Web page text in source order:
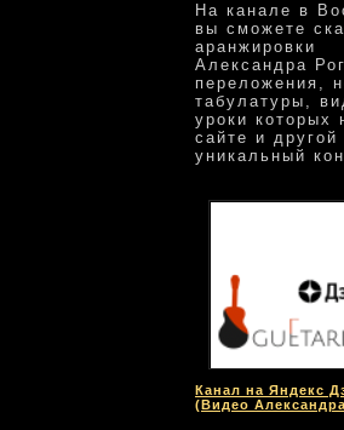
На канале в
вы сможете
аранжировки
Александра
переложения,
табулатуры,
уроки которых
сайте и другой
уникальный
Канал на Яндекс
(Видео